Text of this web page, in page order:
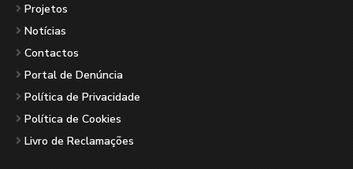
Projetos
Notícias
Contactos
Portal de Denúncia
Política de Privacidade
Política de Cookies
Livro de Reclamações